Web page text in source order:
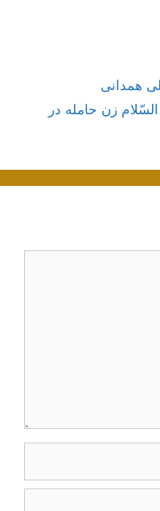
همدانی
زن حامله در